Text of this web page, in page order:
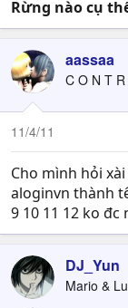
Rừng nào cụ
aassaa
C O N T
11/4/11
Cho mình hỏi
aloginvn thành
9 10 11 12 ko đc
DJ_Yun
Mario &